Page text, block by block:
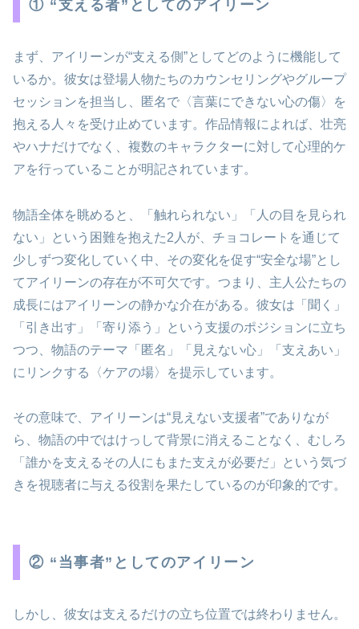
① “支える者”としてのアイリーン
まず、アイリーンが“支える側”としてどのように機能して
いるか。彼女は登場人物たちのカウンセリングやグループ
セッションを担当し、匿名で〈言葉にできない心の傷〉を
抱える人々を受け止めています。作品情報によれば、壮亮
やハナだけでなく、複数のキャラクターに対して心理的ケ
アを行っていることが明記されています。
物語全体を眺めると、「触れられない」「人の目を見られ
ない」という困難を抱えた2人が、チョコレートを通じて
少しずつ変化していく中、その変化を促す“安全な場”とし
てアイリーンの存在が不可欠です。つまり、主人公たちの
成長にはアイリーンの静かな介在がある。彼女は「聞く」
「引き出す」「寄り添う」という支援のポジションに立ち
つつ、物語のテーマ「匿名」「見えない心」「支えあい」
にリンクする〈ケアの場〉を提示しています。
その意味で、アイリーンは“見えない支援者”でありなが
ら、物語の中ではけっして背景に消えることなく、むしろ
「誰かを支えるその人にもまた支えが必要だ」という気づ
きを視聴者に与える役割を果たしているのが印象的です。
② “当事者”としてのアイリーン
しかし、彼女は支えるだけの立ち位置では終わりません。